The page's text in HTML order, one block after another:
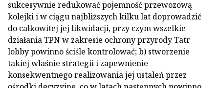
sukcesywnie redukować pojemność przewozową
kolejki i w ciągu najbliższych kilku lat doprowadzić
do całkowitej jej likwidacji, przy czym wszelkie
działania TPN w zakresie ochrony przyrody Tatr
lobby powinno ściśle kontrolować; b) stworzenie
takiej właśnie strategii i zapewnienie
konsekwentnego realizowania jej ustaleń przez